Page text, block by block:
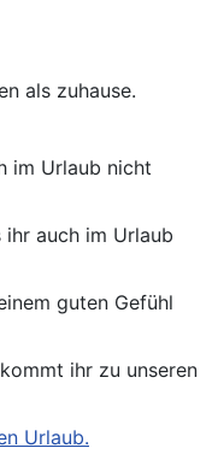
als zuhause.
im Urlaub nicht
auch im Urlaub
guten Gefühl
ihr zu unseren
Urlaub.